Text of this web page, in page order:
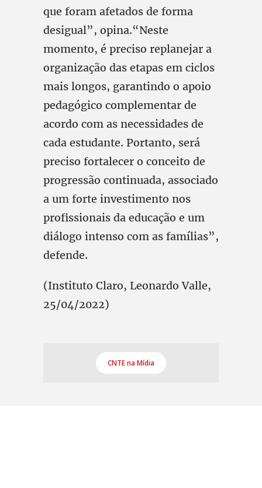
que foram afetados de forma
desigual”, opina.“Neste
momento, é preciso replanejar a
organização das etapas em ciclos
mais longos, garantindo o apoio
pedagógico complementar de
acordo com as necessidades de
cada estudante. Portanto, será
preciso fortalecer o conceito de
progressão continuada, associado
a um forte investimento nos
profissionais da educação e um
diálogo intenso com as famílias”,
defende.
(Instituto Claro, Leonardo Valle,
25/04/2022)
CNTE na Mídia